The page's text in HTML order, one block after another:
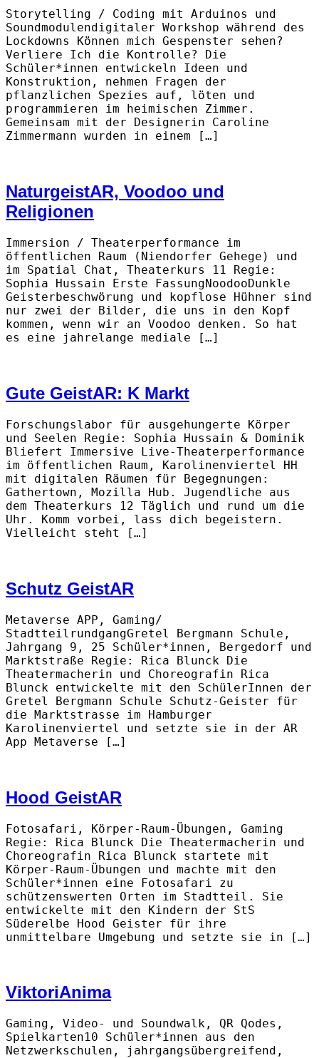
Storytelling / Coding mit Arduinos und
Soundmodulendigitaler Workshop während des
Lockdowns Können mich Gespenster sehen?
Verliere Ich die Kontrolle? Die
Schüler*innen entwickeln Ideen und
Konstruktion, nehmen Fragen der
pflanzlichen Spezies auf, löten und
programmieren im heimischen Zimmer.
Gemeinsam mit der Designerin Caroline
Zimmermann wurden in einem […]
NaturgeistAR, Voodoo und
Religionen
Immersion / Theaterperformance im
öffentlichen Raum (Niendorfer Gehege) und
im Spatial Chat, Theaterkurs 11 Regie:
Sophia Hussain Erste FassungNoodooDunkle
Geisterbeschwörung und kopflose Hühner sind
nur zwei der Bilder, die uns in den Kopf
kommen, wenn wir an Voodoo denken. So hat
es eine jahrelange mediale […]
Gute GeistAR: K Markt
Forschungslabor für ausgehungerte Körper
und Seelen Regie: Sophia Hussain & Dominik
Bliefert Immersive Live-Theaterperformance
im öffentlichen Raum, Karolinenviertel HH
mit digitalen Räumen für Begegnungen:
Gathertown, Mozilla Hub. Jugendliche aus
dem Theaterkurs 12 Täglich und rund um die
Uhr. Komm vorbei, lass dich begeistern.
Vielleicht steht […]
Schutz GeistAR
Metaverse APP, Gaming/
StadtteilrundgangGretel Bergmann Schule,
Jahrgang 9, 25 Schüler*innen, Bergedorf und
Marktstraße Regie: Rica Blunck Die
Theatermacherin und Choreografin Rica
Blunck entwickelte mit den SchülerInnen der
Gretel Bergmann Schule Schutz-Geister für
die Marktstrasse im Hamburger
Karolinenviertel und setzte sie in der AR
App Metaverse […]
Hood GeistAR
Fotosafari, Körper-Raum-Übungen, Gaming
Regie: Rica Blunck Die Theatermacherin und
Choreografin Rica Blunck startete mit
Körper-Raum-Übungen und machte mit den
Schüler*innen eine Fotosafari zu
schützenswerten Orten im Stadtteil. Sie
entwickelte mit den Kindern der StS
Süderelbe Hood Geister für ihre
unmittelbare Umgebung und setzte sie in […]
ViktoriAnima
Gaming, Video- und Soundwalk, QR Qodes,
Spielkarten10 Schüler*innen aus den
Netzwerkschulen, jahrgangsübergreifend,